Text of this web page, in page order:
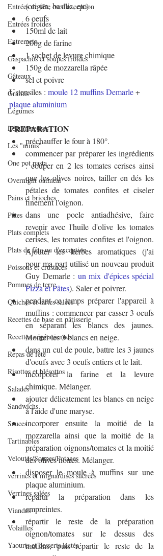
Entrées de fête ou d'exception
Entrées froides
Entremets
Gaspachos et soupes froides
Gâteaux
Gratins
Légumes
Légumineuses
Les "minis"
One pot pasta
Overnight oatmeal
Pains et brioches
Pâtes
Plats complets
Plats de fête ou d'exception
Poissons et crustacés
Pommes de terre
Quiches et tartes salées
Recettes de base en pâtisserie
Recettes végétariennes
Repas de fête
Risottos et blésottos
Salades
Sandwichs
Sauces
Tartinables
Veloutés/Soupes/Potages
verrines et mignardises sucrées
Verrines salées
Viandes
Volailles
Yaourts et desserts lactés
(origan, basilic, etc)
6 oeufs
150ml de lait
200g de farine
1 sachet de levure chimique
150g de mozzarella râpée
sel et poivre
Ustensiles : moule 12 muffins Demarle +
plaque aluminium
PREPARATION
préchauffer le four à 180°.
commencer par préparer les ingrédients
: couper en 2 les tomates cerises ainsi
que les olives noires, tailler en dés les
pétales de tomates confites et ciseler
finement l'oignon.
dans une poele antiadhésive, faire
revenir avec l'huile d'olive les tomates
cerises, les tomates confites et l'oignon.
Ajouter les herbes aromatiques (j'ai
pour ma part utilisé un nouveau produit
Guy Demarle : un mix d'épices spécial
Pizza et Pâtes). Saler et poivrer.
pendant ce temps préparer l'appareil à
muffins : commencer par casser 3 oeufs
en séparant les blancs des jaunes.
Monter les 3 blancs en neige.
dans un cul de poule, battre les 3 jaunes
d'oeufs avec 3 oeufs entiers et le lait.
incorporer la farine et la levure
chimique. Mélanger.
ajouter délicatement les blancs en neige
à l'aide d'une maryse.
incorporer ensuite la moitié de la
mozzarella ainsi que la moitié de la
préparation oignons/tomates et la moitié
des olives noires. Mélanger.
disposer le moule à muffins sur une
plaque aluminium.
répartir la préparation dans les
empreintes.
répartir le reste de la préparation
oignon/tomates sur le dessus des
muffins, puis répartir le reste de la